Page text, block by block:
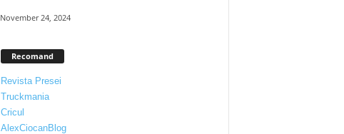
November 24, 2024
Recomand
Revista Presei
Truckmania
Cricul
AlexCiocanBlog